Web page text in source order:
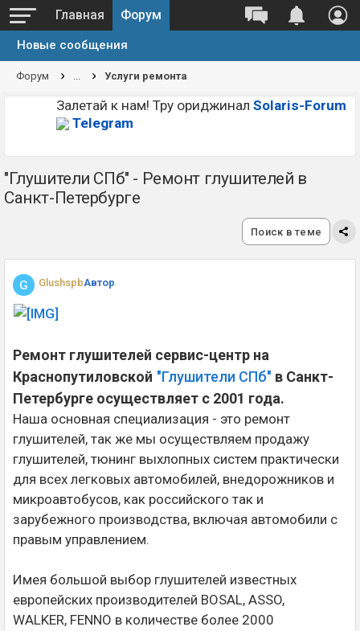
Главная Форум
Новые сообщения
Форум ... Услуги ремонта
Залетай к нам! Тру ориджинал Solaris-Forum
Telegram
"Глушители СПб" - Ремонт глушителей в
Санкт-Петербурге
Поиск в теме
G GlushspbАвтор
Ремонт глушителей сервис-центр на
Краснопутиловской "Глушители СПб" в Санкт-
Петербурге осуществляет c 2001 года.
Наша основная специализация - это ремонт
глушителей, так же мы осуществляем продажу
глушителей, тюнинг выхлопных систем практически
для всех легковых автомобилей, внедорожников и
микроавтобусов, как российского так и
зарубежного производства, включая автомобили с
правым управлением.
Имея большой выбор глушителей известных
европейских производителей BOSAL, ASSO,
WALKER, FENNO в количестве более 2000